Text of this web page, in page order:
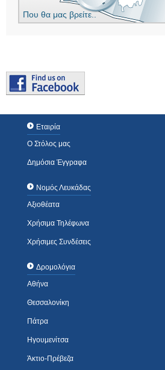
Που θα μας βρείτε..
Εταιρία
Ο Στόλος μας
Δημόσια Έγγραφα
Νομός Λευκάδας
Αξιοθέατα
Χρήσιμα Τηλέφωνα
Χρήσιμες Συνδέσεις
Δρομολόγια
Αθήνα
Θεσσαλονίκη
Πάτρα
Ηγουμενίτσα
Άκτιο-Πρέβεζα